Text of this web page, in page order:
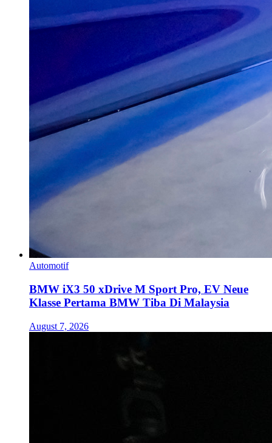
Automotif
BMW iX3 50 xDrive M Sport Pro, EV Neue
Klasse Pertama BMW Tiba Di Malaysia
August 7, 2026